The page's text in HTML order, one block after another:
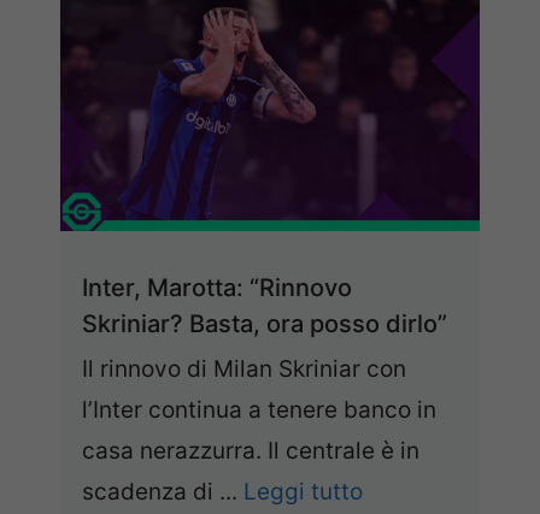
Inter, Marotta: “Rinnovo
Skriniar? Basta, ora posso dirlo”
Il rinnovo di Milan Skriniar con
l’Inter continua a tenere banco in
casa nerazzurra. Il centrale è in
scadenza di ... Leggi tutto